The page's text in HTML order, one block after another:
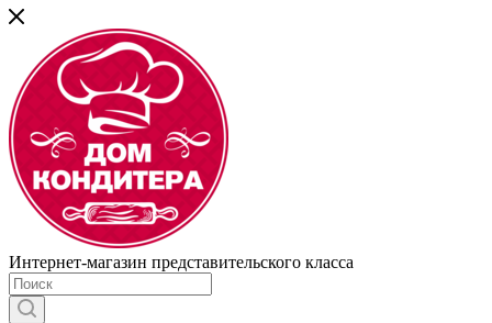
Интернет-магазин представительского класса